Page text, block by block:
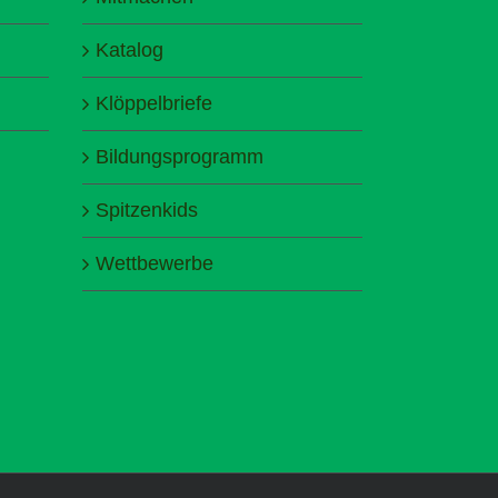
Katalog
Klöppelbriefe
Bildungsprogramm
Spitzenkids
Wettbewerbe